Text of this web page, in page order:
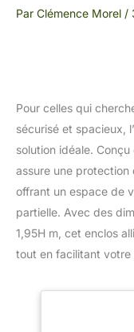
Par Clémence Morel /
Pour celles qui
sécurisé et spacieux,
solution idéale.
assure une
offrant un espace de
partielle. Avec des
1,95H m, cet enclos
tout en facilitant votre